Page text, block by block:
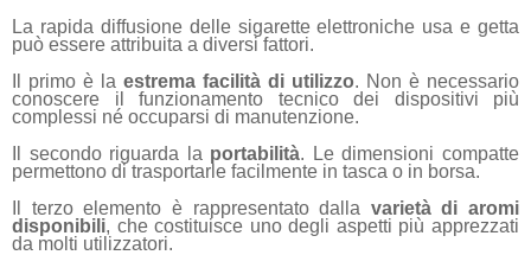
La rapida diffusione delle sigarette elettroniche usa e getta
può essere attribuita a diversi fattori.
Il primo è la estrema facilità di utilizzo. Non è necessario
conoscere il funzionamento tecnico dei dispositivi più
complessi né occuparsi di manutenzione.
Il secondo riguarda la portabilità. Le dimensioni compatte
permettono di trasportarle facilmente in tasca o in borsa.
Il terzo elemento è rappresentato dalla varietà di aromi
disponibili, che costituisce uno degli aspetti più apprezzati
da molti utilizzatori.